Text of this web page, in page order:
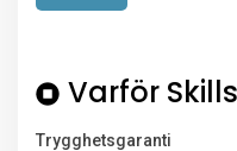
Varför
Trygghetsgaranti